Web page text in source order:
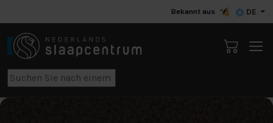
Bekannt aus DE